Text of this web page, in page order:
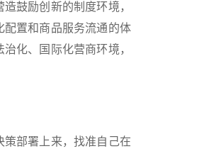
鼓励创新的制度环境，
置和商品服务流通的体
化、国际化营商环境，
部署上来，找准自己在